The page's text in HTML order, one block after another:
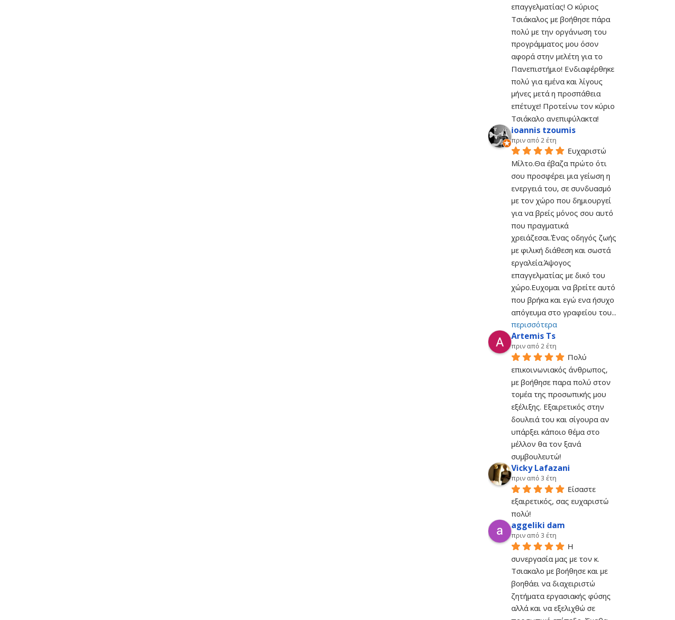
επαγγελματίας! Ο κύριος
Τσιάκαλος με βοήθησε πάρα
πολύ με την οργάνωση του
προγράμματος μου όσον
αφορά στην μελέτη για το
Πανεπιστήμιο! Ενδιαφέρθηκε
πολύ για εμένα και λίγους
μήνες μετά η προσπάθεια
επέτυχε! Προτείνω τον κύριο
Τσιάκαλο ανεπιφύλακτα!
ioannis tzoumis
πριν από 2 έτη
Ευχαριστώ
Μίλτο.Θα έβαζα πρώτο ότι
σου προσφέρει μια γείωση η
ενεργειά του, σε συνδυασμό
με τον χώρο που δημιουργεί
για να βρείς μόνος σου αυτό
που πραγματικά
χρειάζεσαι.΄Ένας οδηγός ζωής
με φιλική διάθεση και σωστά
εργαλεία.Άψογος
επαγγελματίας με δικό του
χώρο.Ευχομαι να βρείτε αυτό
που βρήκα και εγώ ενα ήσυχο
απόγευμα στο γραφείου του
περισσότερα
Artemis Ts
πριν από 2 έτη
Πολύ
επικοινωνιακός άνθρωπος,
με βοήθησε παρα πολύ στον
τομέα της προσωπικής μου
εξέλιξης. Εξαιρετικός στην
δουλειά του και σίγουρα αν
υπάρξει κάποιο θέμα στο
μέλλον θα τον ξανά
συμβουλευτώ!
Vicky Lafazani
πριν από 3 έτη
Είσαστε
εξαιρετικός, σας ευχαριστώ
πολύ!
aggeliki dam
πριν από 3 έτη
Η
συνεργασία μας με τον κ.
Τσιακαλο με βοήθησε και με
βοηθάει να διαχειριστώ
ζητήματα εργασιακής φύσης
αλλά και να εξελιχθώ σε